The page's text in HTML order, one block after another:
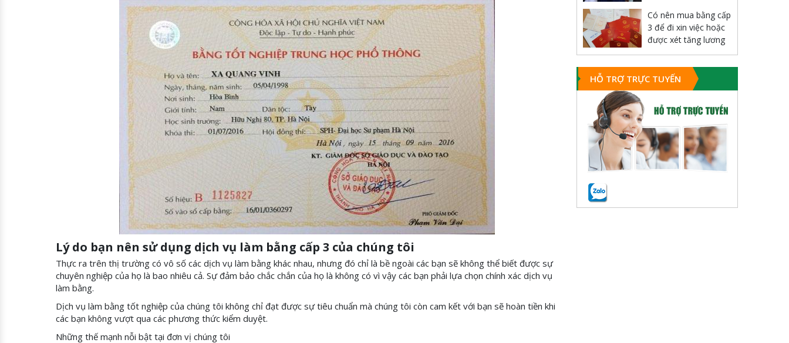
Lý do bạn nên sử dụng dịch vụ làm bằng cấp 3 của chúng tôi
Thực ra trên thị trường có vô số các dịch vụ làm bằng khác nhau, nhưng đó chỉ là bề ngoài các bạn sẽ không thể biết được sự
chuyên nghiệp của họ là bao nhiêu cả. Sự đảm bảo chắc chắn của họ là không có vì vậy các bạn phải lựa chọn chính xác dịch vụ
làm bằng.
Dịch vụ làm bằng tốt nghiệp của chúng tôi không chỉ đạt được sự tiêu chuẩn mà chúng tôi còn cam kết với bạn sẽ hoàn tiền khi
các bạn không vượt qua các phương thức kiểm duyệt.
Những thế mạnh nỗi bật tại đơn vị chúng tôi
Có nên mua bằng cấp
3 để đi xin việc hoặc
được xét tăng lương
HỖ TRỢ TRỰC TUYẾN